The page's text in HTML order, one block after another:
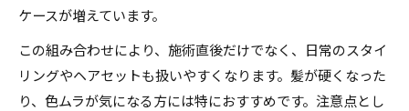
ケースが増えています。
この組み合わせにより、施術直後だけでなく、日常のスタイ
リングやヘアセットも扱いやすくなります。髪が硬くなった
り、色ムラが気になる方には特におすすめです。注意点とし